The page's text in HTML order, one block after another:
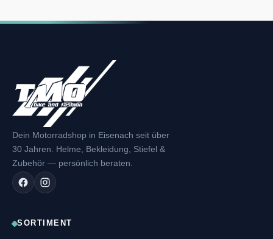
Dein Motorradshop in Eisenach seit über
30 Jahren. Helme, Bekleidung, Stiefel &
Zubehör — persönlich beraten.
SORTIMENT